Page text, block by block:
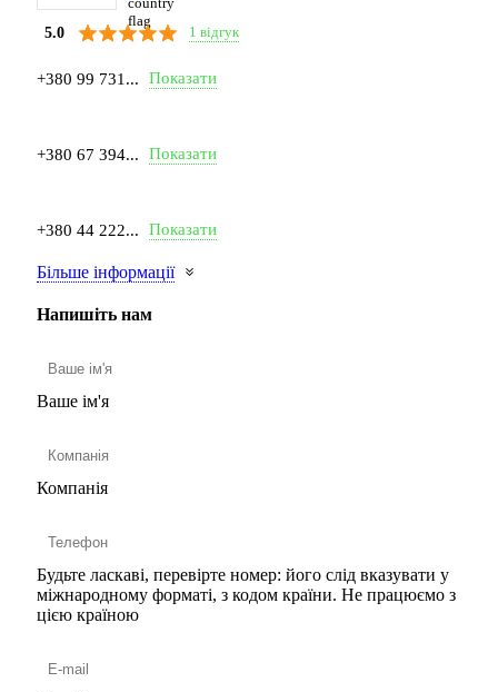
5.0 1 відгук
+380 99 731... Показати
+380 67 394... Показати
+380 44 222... Показати
Більше інформації
Напишіть нам
Ваше ім'я
Компанія
Будьте ласкаві, перевірте номер: його слід вказувати у
міжнародному форматі, з кодом країни. Не працюємо з
цією країною